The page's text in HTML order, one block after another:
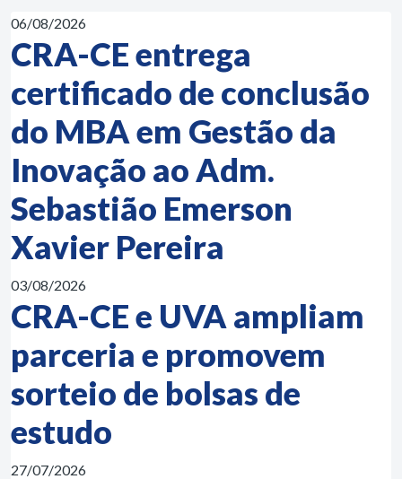
06/08/2026
CRA-CE entrega
certificado de conclusão
do MBA em Gestão da
Inovação ao Adm.
Sebastião Emerson
Xavier Pereira
03/08/2026
CRA-CE e UVA ampliam
parceria e promovem
sorteio de bolsas de
estudo
27/07/2026